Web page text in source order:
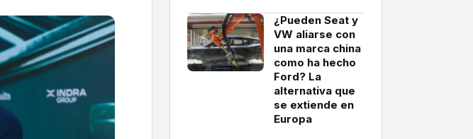
¿Pueden Seat y
VW aliarse con
una marca china
como ha hecho
Ford? La
alternativa que
se extiende en
Europa